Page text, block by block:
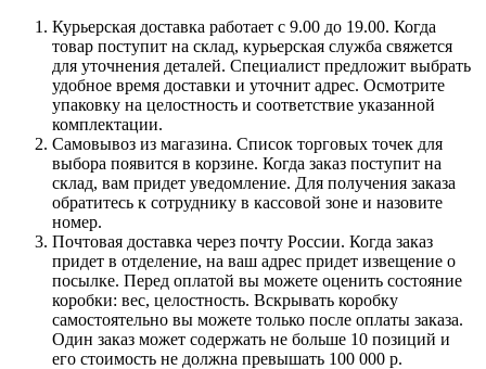
Курьерская доставка работает с 9.00 до 19.00. Когда
товар поступит на склад, курьерская служба свяжется
для уточнения деталей. Специалист предложит выбрать
удобное время доставки и уточнит адрес. Осмотрите
упаковку на целостность и соответствие указанной
комплектации.
Самовывоз из магазина. Список торговых точек для
выбора появится в корзине. Когда заказ поступит на
склад, вам придет уведомление. Для получения заказа
обратитесь к сотруднику в кассовой зоне и назовите
номер.
Почтовая доставка через почту России. Когда заказ
придет в отделение, на ваш адрес придет извещение о
посылке. Перед оплатой вы можете оценить состояние
коробки: вес, целостность. Вскрывать коробку
самостоятельно вы можете только после оплаты заказа.
Один заказ может содержать не больше 10 позиций и
его стоимость не должна превышать 100 000 р.